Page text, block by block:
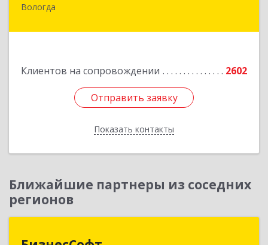
Вологда
Клиентов на сопровождении 2602
Отправить заявку
Показать контакты
160002, Вологодская обл, Вологда г, Гагарина
Отправить заявку
Назад
Ближайшие партнеры из соседних
регионов